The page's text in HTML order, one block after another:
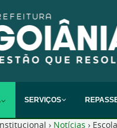
SERVIÇOS
› Notícias ›